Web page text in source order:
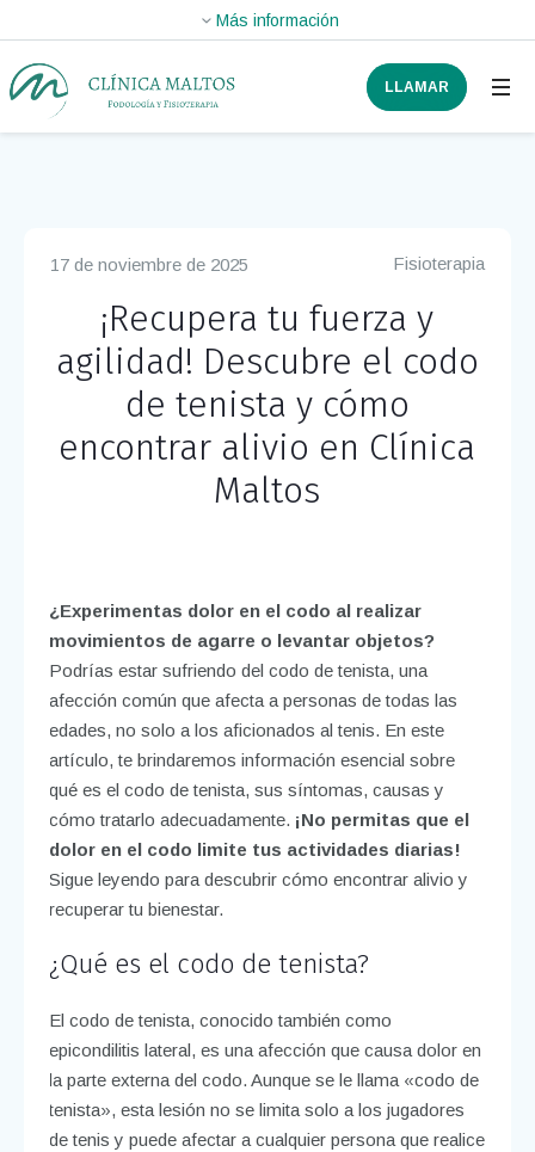
LLAMAR
Fisioterapia
17 de noviembre de 2025
¡Recupera tu fuerza y
agilidad! Descubre el codo
de tenista y cómo
encontrar alivio en Clínica
Maltos
¿Experimentas dolor en el codo al realizar
movimientos de agarre o levantar objetos?
Podrías estar sufriendo del codo de tenista, una
afección común que afecta a personas de todas las
edades, no solo a los aficionados al tenis. En este
artículo, te brindaremos información esencial sobre
qué es el codo de tenista, sus síntomas, causas y
cómo tratarlo adecuadamente. ¡No permitas que el
dolor en el codo limite tus actividades diarias!
Sigue leyendo para descubrir cómo encontrar alivio y
recuperar tu bienestar.
¿Qué es el codo de tenista?
El codo de tenista, conocido también como
epicondilitis lateral, es una afección que causa dolor en
la parte externa del codo. Aunque se le llama «codo de
tenista», esta lesión no se limita solo a los jugadores
de tenis y puede afectar a cualquier persona que realice